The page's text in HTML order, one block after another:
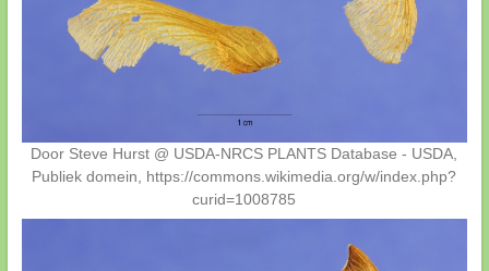
Door Steve Hurst @ USDA-NRCS PLANTS Database - USDA,
Publiek domein, https://commons.wikimedia.org/w/index.php?
curid=1008785